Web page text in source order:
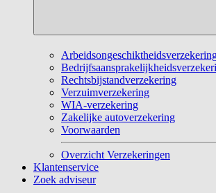
Rechtsbijstandverzekering
Verzuimverzekering
WIA-verzekering
Zakelijke autoverzekering
Voorwaarden
Overzicht Verzekeringen
Klantenservice
Zoek adviseur